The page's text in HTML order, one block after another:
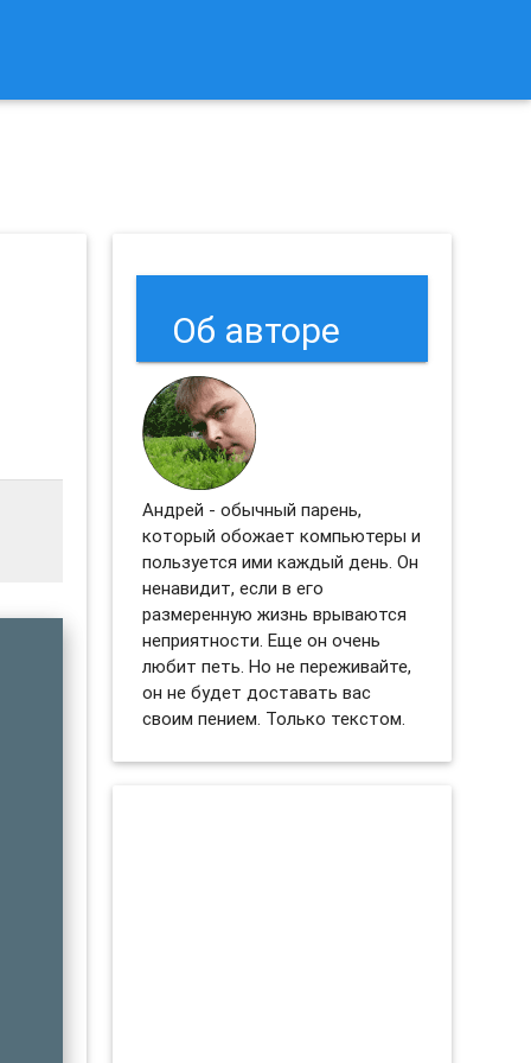
Об авторе
Андрей - обычный парень,
который обожает компьютеры и
пользуется ими каждый день. Он
ненавидит, если в его
размеренную жизнь врываются
неприятности. Еще он очень
любит петь. Но не переживайте,
он не будет доставать вас
своим пением. Только текстом.